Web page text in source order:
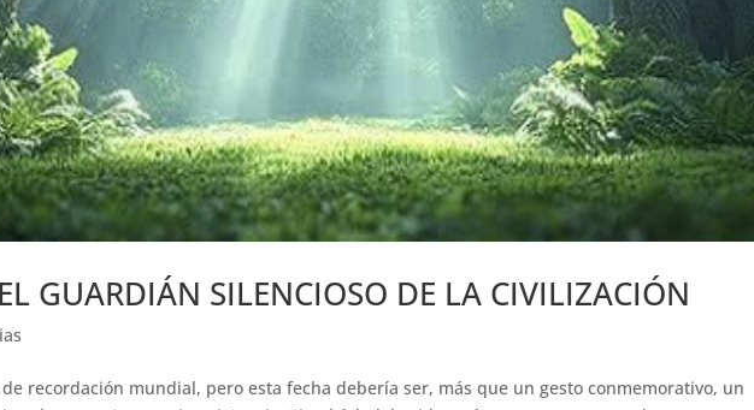
GUARDIÁN SILENCIOSO DE LA CIVILIZACIÓN
recordación mundial, pero esta fecha debería ser, más que un gesto conmemorativo, un